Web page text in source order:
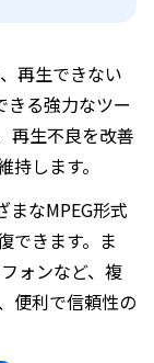
再生できない
きる強力なツー
再生不良を改善
します。
まなMPEG形式
できます。ま
ォンなど、複
便利で信頼性の